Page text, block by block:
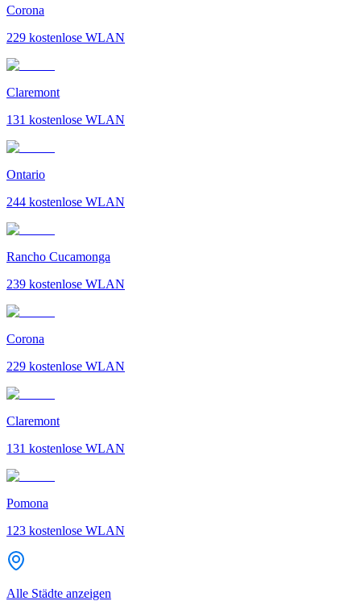
Corona
229 kostenlose WLAN
Claremont
131 kostenlose WLAN
Ontario
244 kostenlose WLAN
Rancho Cucamonga
239 kostenlose WLAN
Corona
229 kostenlose WLAN
Claremont
131 kostenlose WLAN
Pomona
123 kostenlose WLAN
Alle Städte anzeigen